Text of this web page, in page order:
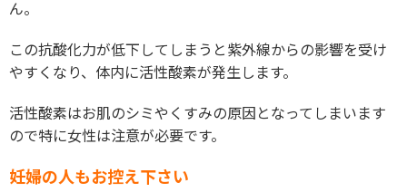
ん。
この抗酸化力が低下してしまうと紫外線からの影響を受け
やすくなり、体内に活性酸素が発生します。
活性酸素はお肌のシミやくすみの原因となってしまいます
ので特に女性は注意が必要です。
妊婦の人もお控え下さい